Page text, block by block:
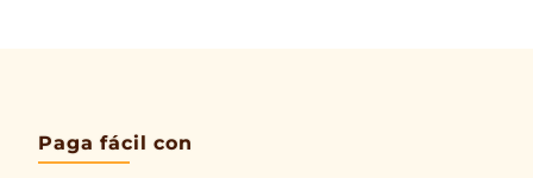
Paga fácil con